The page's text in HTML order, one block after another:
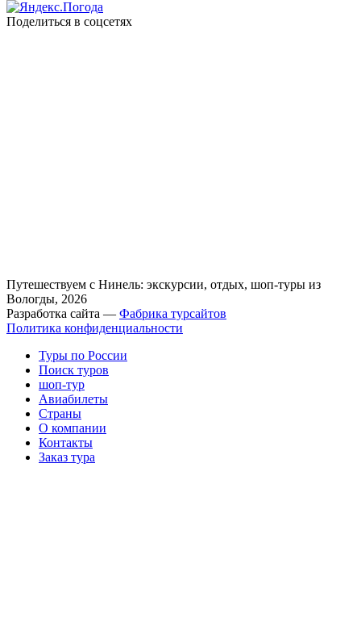
Поделиться в соцсетях
Путешествуем с Нинель: экскурсии, отдых, шоп-туры из
Вологды, 2026
Разработка сайта — Фабрика турсайтов
Политика конфиденциальности
Туры по России
Поиск туров
шоп-тур
Авиабилеты
Страны
О компании
Контакты
Заказ тура